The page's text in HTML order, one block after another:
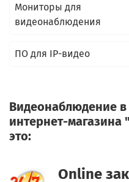
Мониторы для
видеонаблюдения
ПО для IP-видео
Видеонаблюдение в
интернет-магазина
это:
Online